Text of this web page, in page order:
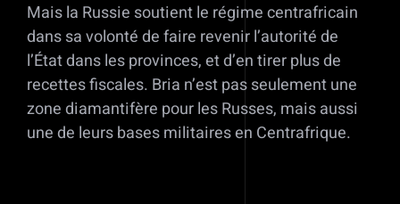
Mais la Russie soutient le régime centrafricain
dans sa volonté de faire revenir l’autorité de
l’État dans les provinces, et d’en tirer plus de
recettes fiscales. Bria n’est pas seulement une
zone diamantifère pour les Russes, mais aussi
une de leurs bases militaires en Centrafrique.